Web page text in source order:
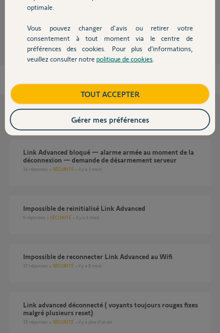
Devis avec un pro
Contact
Questions liées
Link Advanced bloqué — alarme armée au moment de la
déconnexion — demande de désarmement serveur
14 réponses SÉCURITÉ il y a 3 mois
Impossible de reinitialisé Link Advanced
6 réponses SÉCURITÉ il y a 3 mois
Impossible de reconnecter Link Advanced au Wifi
37 réponses SÉCURITÉ il y a 8 mois
link advanced déconnecté ( voyants toujours rouges fixes
malgré plusieurs reset)
25 réponses SÉCURITÉ il y a plus d'un an
optimale.
Vous pouvez changer d'avis ou retirer votre
consentement à tout moment via le centre de
préférences des cookies. Pour plus d’informations,
veuillez consulter notre politique de cookies
TOUT ACCEPTER
Gérer mes préférences